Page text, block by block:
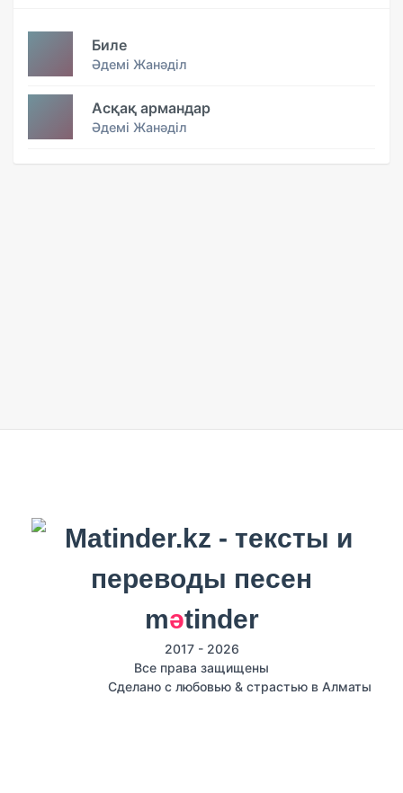
Биле
Әдемі Жанәділ
Асқақ армандар
Әдемі Жанәділ
mәtinder
2017 - 2026
Все права защищены
Сделано с любовью & страстью в Алматы